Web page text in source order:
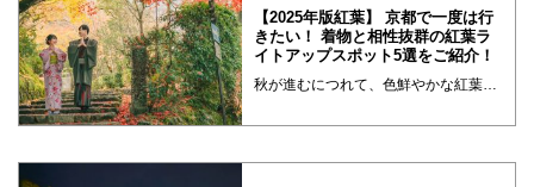
【2025年版紅葉】 京都で一度は行
きたい！ 着物と相性抜群の紅葉ラ
イトアップスポット5選をご紹介！
秋が進むにつれて、色鮮やかな紅葉が美しく染まる京都。 風情あふれる街並みや歴史的な建物と共に楽しむ紅葉をライトアップで見るのは、まさに格別の美しさです。そんな美しい風景をより一層楽しむために、着物をレンタルして、京都の秋 ・・・